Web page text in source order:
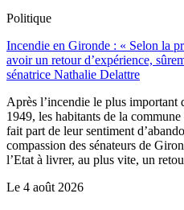
Politique
Incendie en Gironde : « Selon la
avoir un retour d’expérience,
sénatrice Nathalie Delattre
Après l’incendie le plus important
1949, les habitants de la
fait part de leur sentiment
compassion des sénateurs de
l’Etat à livrer, au plus vite, un
Le 4 août 2026